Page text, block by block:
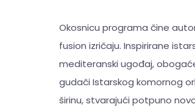
Okosnicu programa čine
fusion izričaju. Inspirirane
mediteranski ugođaj,
gudači Istarskog komornog
širinu, stvarajući potpuno